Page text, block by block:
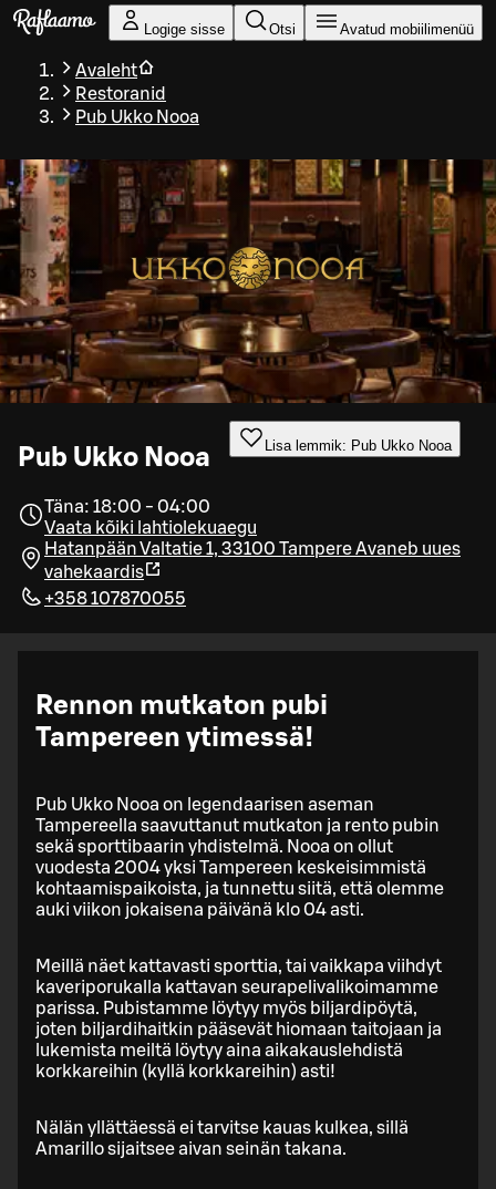
Liigu peamise sisu juurde
Logige sisse Otsi Avatud mobiilimenüü
Avaleht
Restoranid
Pub Ukko Nooa
Pub Ukko Nooa Lisa lemmik: Pub Ukko Nooa
Täna: 18:00 - 04:00
Vaata kõiki lahtiolekuaegu
Hatanpään Valtatie 1, 33100 TampereAvaneb uues
vahekaardis
+358 107870055
Rennon mutkaton pubi
Tampereen ytimessä!
Pub Ukko Nooa on legendaarisen aseman
Tampereella saavuttanut mutkaton ja rento pubin
sekä sporttibaarin yhdistelmä. Nooa on ollut
vuodesta 2004 yksi Tampereen keskeisimmistä
kohtaamispaikoista, ja tunnettu siitä, että olemme
auki viikon jokaisena päivänä klo 04 asti.
Meillä näet kattavasti sporttia, tai vaikkapa viihdyt
kaveriporukalla kattavan seurapelivalikoimamme
parissa. Pubistamme löytyy myös biljardipöytä,
joten biljardihaitkin pääsevät hiomaan taitojaan ja
lukemista meiltä löytyy aina aikakauslehdistä
korkkareihin (kyllä korkkareihin) asti!
Nälän yllättäessä ei tarvitse kauas kulkea, sillä
Amarillo sijaitsee aivan seinän takana.